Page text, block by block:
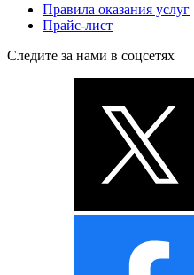
Правила оказания услуг
Прайс-лист
Следите за нами в соцсетях